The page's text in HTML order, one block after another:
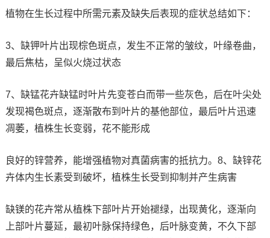
植物在生长过程中所需元素及缺失后表现的症状总结如下：
3、缺钾叶片出现棕色斑点，发生不正常的皱纹，叶缘卷曲，
最后焦枯，呈似火烧过状态
7、缺锰花卉缺锰时叶片先变苍白而带一些灰色，后在叶尖处
发现褐色斑点，逐渐散布到叶片的基他部位，最后叶片迅速
凋萎，植株生长变弱，花不能形成
良好的锌营养，能增强植物对真菌病害的抵抗力。8、缺锌花
卉体内生长素受到破坏，植株生长受到抑制并产生病害
缺镁的花卉常从植株下部叶片开始褪绿，出现黄化，逐渐向
上部叶片蔓延，最初叶脉保持绿色，后叶脉变黄，不久下部